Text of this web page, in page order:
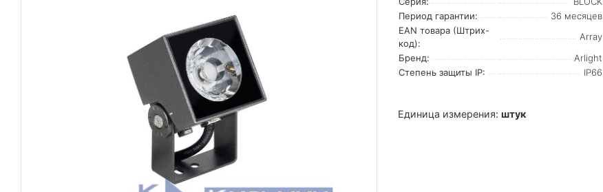
Период гарантии:
36 месяцев
EAN товара (Штрих-
код):
Array
Бренд:
Arlight
Степень защиты IP:
IP66
Единица измерения: штук